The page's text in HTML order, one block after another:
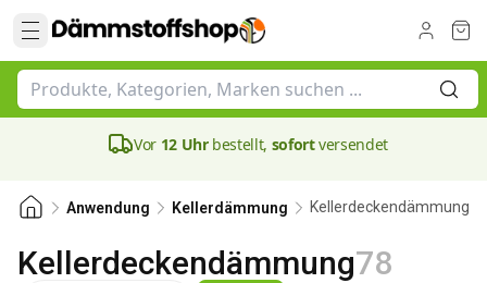
Vor 12 Uhrbestellt, sofortversendet
Anwendung Kellerdämmung Kellerdeckendämmung
Kellerdeckendämmung78